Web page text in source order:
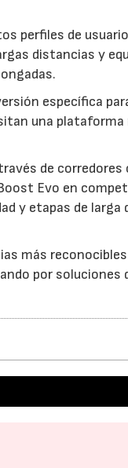
perfiles de
distancias y
específica
una plataforma
de corredores
Evo en
y etapas de larga
más
por soluciones